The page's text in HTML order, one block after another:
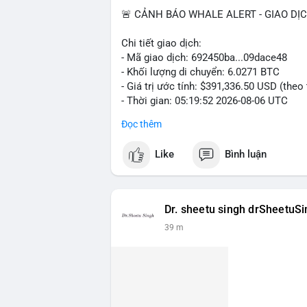
🚨 CẢNH BÁO WHALE ALERT - GIAO
Chi tiết giao dịch:
- Mã giao dịch: 692450ba...09dace48
- Khối lượng di chuyển: 6.0271 BTC
- Giá trị ước tính: $391,336.50 USD (theo
- Thời gian: 05:19:52 2026-08-06 UTC
Nhận định phân tích hành vi của Cá voi
chuyển một cụm BTC lớn trong thời
đang tái phân bổ tài sản, có thể là bước
cho nhà đầu tư nhỏ lẻ, khi dòng tiền
hạn.
Đọc thêm
Like Bình luận
Dr. sheetu singh
39 m